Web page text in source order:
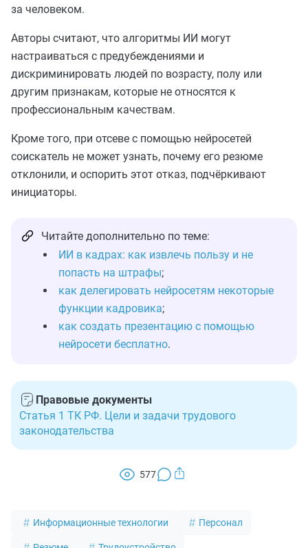
за человеком.
Авторы считают, что алгоритмы ИИ могут
настраиваться с предубеждениями и
дискриминировать людей по возрасту, полу или
другим признакам, которые не относятся к
профессиональным качествам.
Кроме того, при отсеве с помощью нейросетей
соискатель не может узнать, почему его резюме
отклонили, и оспорить этот отказ, подчёркивают
инициаторы.
Читайте дополнительно по теме:
ИИ в кадрах: как извлечь пользу и не
попасть на штрафы;
как делегировать нейросетям некоторые
функции кадровика;
как создать презентацию с помощью
нейросети бесплатно.
Правовые документы
Статья 1 ТК РФ. Цели и задачи трудового
законодательства
577
Информационные технологии Персонал